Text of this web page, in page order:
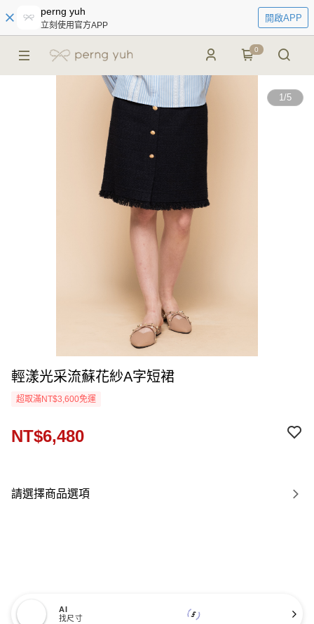
perng yuh
立刻使用官方APP
開啟APP
0
1/5
輕漾光采流蘇花紗A字短裙
超取滿NT$3,600免運
NT$6,480
請選擇商品選項
AI
找尺寸